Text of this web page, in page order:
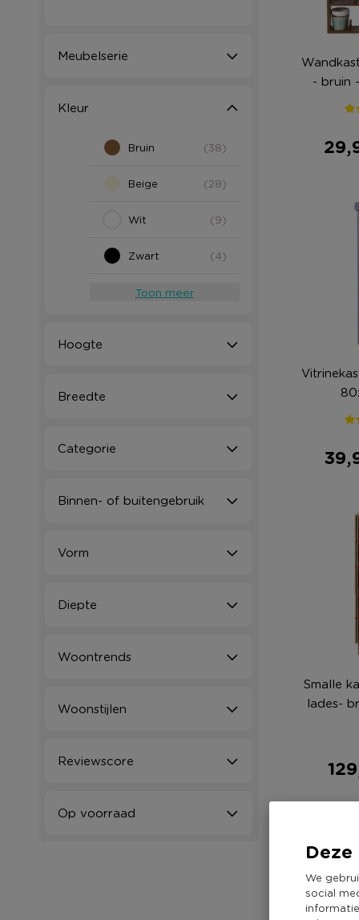
We
social
Meubelserie
Kleur
Bruin (38)
Beige (28)
Wit (9)
Zwart (4)
Toon meer
Hoogte
Breedte
Categorie
Binnen- of buitengebruik
Vorm
Diepte
Woontrends
Woonstijlen
Reviewscore
Op voorraad
- bruin
Smalle
lades-